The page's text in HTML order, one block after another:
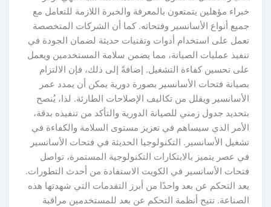
مؤهلين يتمتعون بالمعرفة والخبرة اللازمة للتعامل مع
أنواع الأسانسير وفتحاته. كما أن الشركات المتخصصة
على استخدام أدوات وتقنيات حديثة لضمان الجودة في
عمليات الصيانة، مما يضمن سلامة المستخدمين ويعمل
تحسين كفاءة التشغيل. إضافةً إلى ذلك، فإن الالتزام
فتحات الأسانسير بصورة دورية يمكن أن يمدد عمر
ويقلل من تكاليف الإصلاحات الطارئة. لذا، يُنصح
جدول زمني للصيانة الدورية والتأكد من تنفيذه بدقة،
الذي سيساهم في تعزيز مستوى السلامة والكفاءة في
الأسانسير. التكنولوجيا الحديثة في فتحات الأسانسير
عصر يتميز بالابتكارات التكنولوجية المستمرة، تواصل
الأسانسير في الكويت الاستفادة من أحدث التطورات.
التحكم عن بعد واحدًا من أبرز التقدمات التي شهدتها هذه
تتيح أنظمة التحكم عن بعد للمستخدمين مراقبة